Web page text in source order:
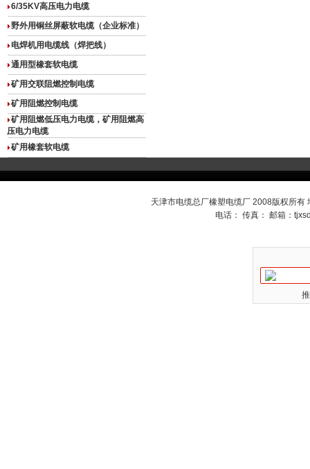
6/35KV高压电力电缆
野外用铜丝屏蔽软电缆（企业标准）
电焊机用电缆线（焊把线）
通用型橡套软电缆
矿用交联阻燃控制电缆
矿用阻燃控制电缆
矿用阻燃低压电力电缆，矿用阻燃高
压电力电缆
矿用橡套软电缆
天津市电缆总厂橡塑电缆厂 2008版权所有
电话： 传真： 邮箱：